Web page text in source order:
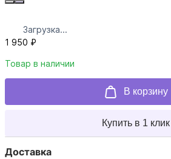
Загрузка...
1 950 ₽
Товар в наличии
В корзину
Купить в 1 клик
Доставка